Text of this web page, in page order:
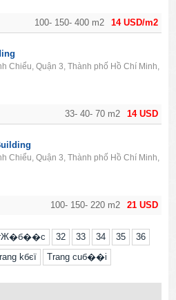
14 USD/m2
100- 150- 400 m2
14 USD
33- 40- 70 m2
Chiểu, Quận 3, Thành phố Hồ Chí Minh,
21 USD
100- 150- 220 m2
Chiểu, Quận 3, Thành phố Hồ Chí Minh,
32 33 34 35
36
kбєї Trang cuб��i